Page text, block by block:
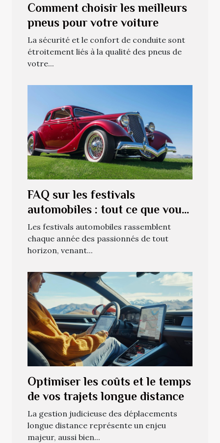
Comment choisir les meilleurs
pneus pour votre voiture
La sécurité et le confort de conduite sont
étroitement liés à la qualité des pneus de
votre...
FAQ sur les festivals
automobiles : tout ce que vous
devez savoir
Les festivals automobiles rassemblent
chaque année des passionnés de tout
horizon, venant...
Optimiser les coûts et le temps
de vos trajets longue distance
La gestion judicieuse des déplacements
longue distance représente un enjeu
majeur, aussi bien...